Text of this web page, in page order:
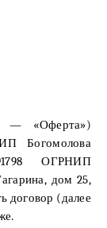
— «Оферта»)
Богомолова
ОГРНИП
дом 25,
договор (далее